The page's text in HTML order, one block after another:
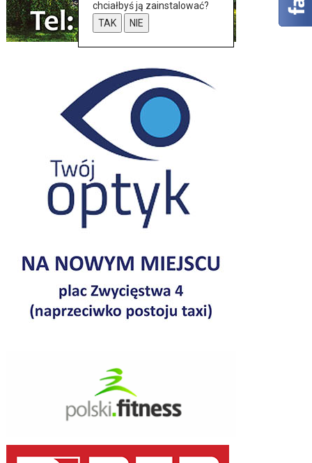
chciałbyś ją zainstalować?
TAK
NIE